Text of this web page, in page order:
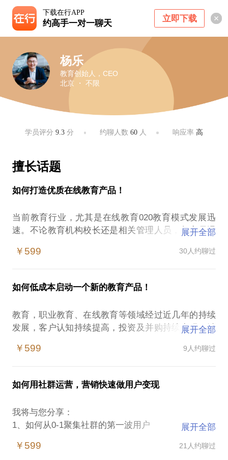
下载在行APP
约高手一对一聊天 立即下载
杨乐
教育创始人，CEO
北京 ・ 不限
学员评分9.3 分 约聊人数 60人 响应率 高
擅长话题
如何打造优质在线教育产品！
当前教育行业，尤其是在线教育020教育模式发展迅
速。不论教育机构校长还是相关管理人员，都容易遇
1、不知道如何获取用户信息；
3、课程产品不知道怎么打造
我专注教育市场工作10年，曾经为两家纳斯达克上市
教育企业打造市场营销体系，打造的两个产品分别到3
亿元，9000万的营业额，将客户信息获取成本降低
1、教育行业的商业模式搭建，及必须绕过的坑
的常用方法！
3、招生流程怎么设定及注意事项，如何做到销售的快
4、社会招生与渠道招生的实操秘诀
展开全部
￥599 30人约聊过
如何低成本启动一个新的教育产品！
教育，职业教育、在线教育等领域经过近几年的持续
发展，客户认知持续提高，投资及并购持续出现，消
在这样的情况下，教育从业者，教育运营人员容易遭
1、不知道如何获取用户
2、做到一定规模不知道如何做大销售额
我在我在教育领域10年，带领团队打造公司新产品，
取得近4亿元营收，现在负责公司整体运营包括在线教
育产品、传统教育产品，年营收额1.5亿元。负责产品
展开全部
￥599 9人约聊过
如何用社群运营，营销快速做用户变现
我将与您分享：
1、如何从0-1聚集社群的第一波用户
3、如果真正用社群创造利润
展开全部
￥599 21人约聊过